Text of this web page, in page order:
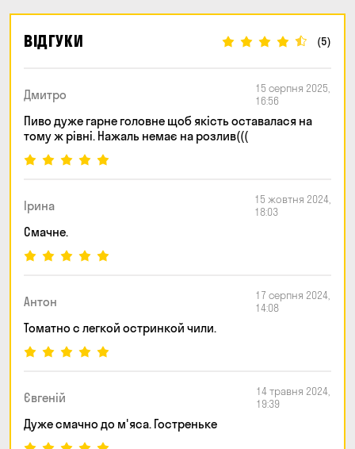
ВІДГУКИ (5)
Дмитро
15 серпня 2025,
16:56
Пиво дуже гарне головне щоб якість оставалася на
тому ж рівні. Нажаль немає на розлив(((
Ірина
15 жовтня 2024,
18:03
Смачне.
Антон
17 серпня 2024,
14:08
Томатно с легкой остринкой чили.
Євгеній
14 травня 2024,
19:39
Дуже смачно до м'яса. Гостреньке